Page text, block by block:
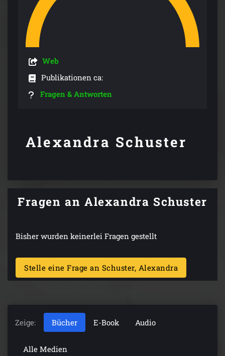
Web
Publikationen ca:
Fragen & Antworten
Alexandra Schuster
Fragen an Alexandra Schuster
Bisher wurden keinerlei Fragen gestellt
Stelle eine Frage an Schuster, Alexandra
Zeige: Bücher E-Book Audio
Alle Medien